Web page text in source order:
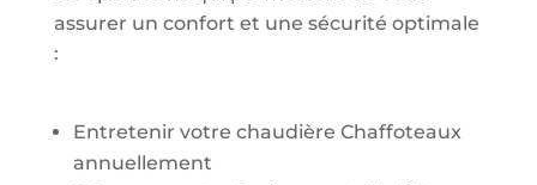
assurer un confort et une sécurité optimale
:
Entretenir votre chaudière Chaffoteaux
annuellement